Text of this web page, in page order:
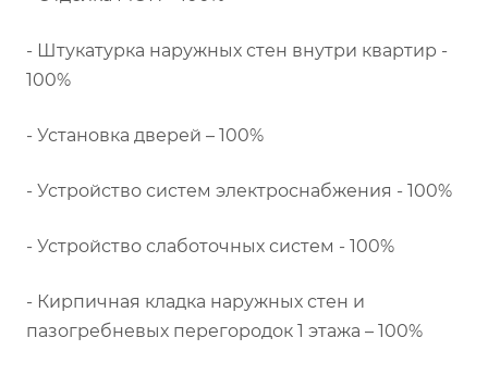
- Штукатурка наружных стен внутри квартир -
100%
- Установка дверей – 100%
- Устройство систем электроснабжения - 100%
- Устройство слаботочных систем - 100%
- Кирпичная кладка наружных стен и
пазогребневых перегородок 1 этажа – 100%